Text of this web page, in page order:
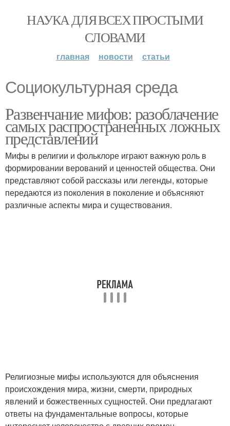
НАУКА ДЛЯ ВСЕХ ПРОСТЫМИ
СЛОВАМИ
главная новости статьи
Социокультурная среда
Развенчание мифов: разоблачение
самых распространенных ложных
представлений
Мифы в религии и фольклоре играют важную роль в
формировании верований и ценностей общества. Они
представляют собой рассказы или легенды, которые
передаются из поколения в поколение и объясняют
различные аспекты мира и существования.
Религиозные мифы используются для объяснения
происхождения мира, жизни, смерти, природных
явлений и божественных сущностей. Они предлагают
ответы на фундаментальные вопросы, которые